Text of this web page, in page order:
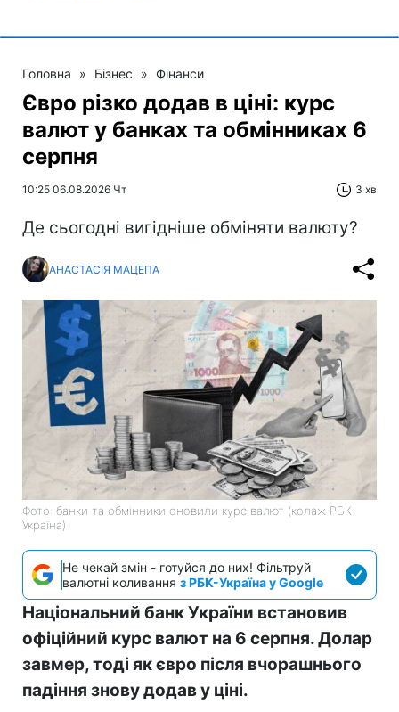
Головна » Бізнес » Фінанси
Євро різко додав в ціні: курс
валют у банках та обмінниках 6
серпня
10:25 06.08.2026 Чт 3 хв
Де сьогодні вигідніше обміняти валюту?
АНАСТАСІЯ МАЦЕПА
Фото: банки та обмінники оновили курс валют (колаж РБК-
Україна)
Не чекай змін - готуйся до них! Фільтруй
валютні коливання з РБК-Україна у Google
Національний банк України встановив
офіційний курс валют на 6 серпня. Долар
завмер, тоді як євро після вчорашнього
падіння знову додав у ціні.